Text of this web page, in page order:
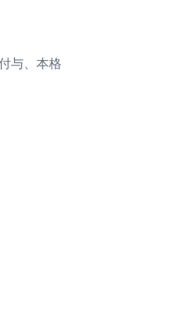
与、本格